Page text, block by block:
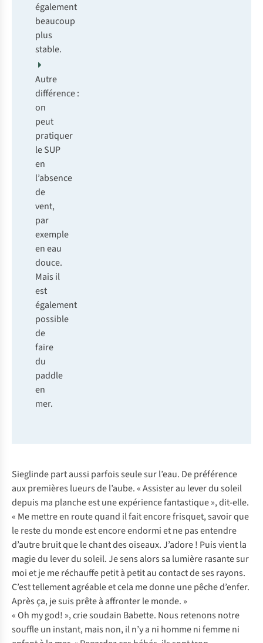
également
beaucoup
plus
stable.
Autre
différence :
on
peut
pratiquer
le SUP
en
l’absence
de
vent,
par
exemple
en eau
douce.
Mais il
est
également
possible
de
faire
du
paddle
en
mer.
Sieglinde part aussi parfois seule sur l’eau. De préférence
aux premières lueurs de l’aube. « Assister au lever du soleil
depuis ma planche est une expérience fantastique », dit-elle.
« Me mettre en route quand il fait encore frisquet, savoir que
le reste du monde est encore endormi et ne pas entendre
d’autre bruit que le chant des oiseaux. J’adore ! Puis vient la
magie du lever du soleil. Je sens alors sa lumière rasante sur
moi et je me réchauffe petit à petit au contact de ses rayons.
C’est tellement agréable et cela me donne une pêche d’enfer.
Après ça, je suis prête à affronter le monde. »
« Oh my god! », crie soudain Babette. Nous retenons notre
souffle un instant, mais non, il n’y a ni homme ni femme ni